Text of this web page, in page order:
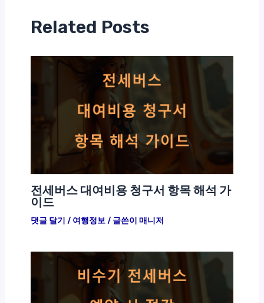
Related Posts
전세버스 대여비용 청구서 항목 해석 가
이드
댓글 달기 / 여행정보/ 글쓴이 매니저